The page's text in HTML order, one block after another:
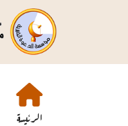
الرئيسي
Main
الرئيسة